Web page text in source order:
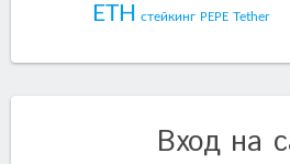
ETH стейкинг PEPE Tether
Вход на